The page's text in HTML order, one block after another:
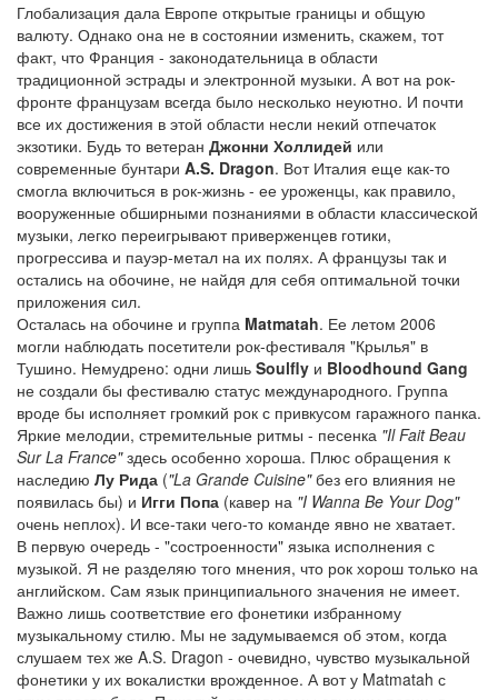
Глобализация дала Европе открытые границы и общую
валюту. Однако она не в состоянии изменить, скажем, тот
факт, что Франция - законодательница в области
традиционной эстрады и электронной музыки. А вот на рок-
фронте французам всегда было несколько неуютно. И почти
все их достижения в этой области несли некий отпечаток
экзотики. Будь то ветеран Джонни Холлидей или
современные бунтари A.S. Dragon. Вот Италия еще как-то
смогла включиться в рок-жизнь - ее уроженцы, как правило,
вооруженные обширными познаниями в области классической
музыки, легко переигрывают приверженцев готики,
прогрессива и пауэр-метал на их полях. А французы так и
остались на обочине, не найдя для себя оптимальной точки
приложения сил.
Осталась на обочине и группа Matmatah. Ее летом 2006
могли наблюдать посетители рок-фестиваля "Крылья" в
Тушино. Немудрено: одни лишь Soulfly и Bloodhound Gang
не создали бы фестивалю статус международного. Группа
вроде бы исполняет громкий рок с привкусом гаражного панка.
Яркие мелодии, стремительные ритмы - песенка "Il Fait Beau
Sur La France"здесь особенно хороша. Плюс обращения к
наследию Лу Рида ("La Grande Cuisine"без его влияния не
появилась бы) и Игги Попа (кавер на "I Wanna Be Your Dog"
очень неплох). И все-таки чего-то команде явно не хватает.
В первую очередь - "состроенности" языка исполнения с
музыкой. Я не разделяю того мнения, что рок хорош только на
английском. Сам язык принципиального значения не имеет.
Важно лишь соответствие его фонетики избранному
музыкальному стилю. Мы не задумываемся об этом, когда
слушаем тех же A.S. Dragon - очевидно, чувство музыкальной
фонетики у их вокалистки врожденное. А вот у Matmatah с